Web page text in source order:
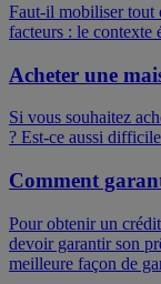
Faut-il mobiliser tout
facteurs : le contexte
Acheter une
Si vous souhaitez
? Est-ce aussi
Comment
Pour obtenir un
devoir garantir son
meilleure façon de